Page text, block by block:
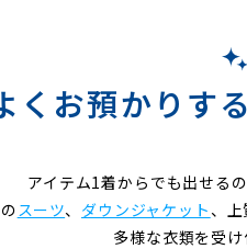
くお預かりす
アイテム1着からでも出せる
スーツ、 ダウンジャケット 、
多様な衣類を受け